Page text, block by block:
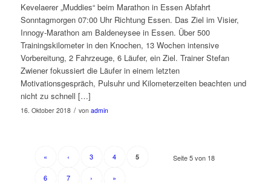
Kevelaerer „Muddies“ beim Marathon in Essen Abfahrt
Sonntagmorgen 07:00 Uhr Richtung Essen. Das Ziel im Visier,
Innogy-Marathon am Baldeneysee in Essen. Über 500
Trainingskilometer in den Knochen, 13 Wochen intensive
Vorbereitung, 2 Fahrzeuge, 6 Läufer, ein Ziel. Trainer Stefan
Zwiener fokussiert die Läufer in einem letzten
Motivationsgespräch, Pulsuhr und Kilometerzeiten beachten und
nicht zu schnell […]
16. Oktober 2018 / von admin
Seite 5 von 18
« ‹ 3 4 5
6 7 › »